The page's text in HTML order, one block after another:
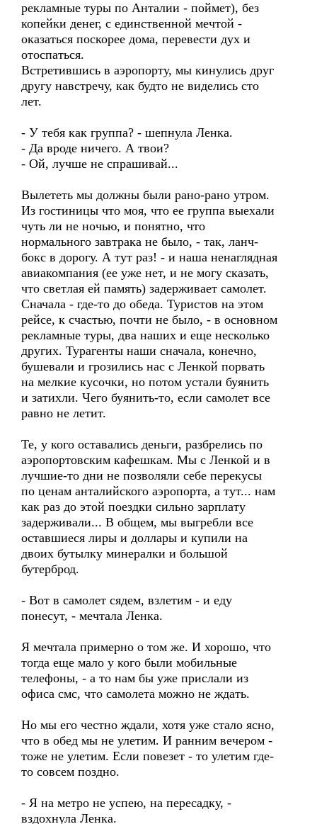
рекламные туры по Анталии - поймет), без
копейки денег, с единственной мечтой -
оказаться поскорее дома, перевести дух и
отоспаться.
Встретившись в аэропорту, мы кинулись друг
другу навстречу, как будто не виделись сто
лет.
- У тебя как группа? - шепнула Ленка.
- Да вроде ничего. А твои?
- Ой, лучше не спрашивай...
Вылететь мы должны были рано-рано утром.
Из гостиницы что моя, что ее группа выехали
чуть ли не ночью, и понятно, что
нормального завтрака не было, - так, ланч-
бокс в дорогу. А тут раз! - и наша ненаглядная
авиакомпания (ее уже нет, и не могу сказать,
что светлая ей память) задерживает самолет.
Сначала - где-то до обеда. Туристов на этом
рейсе, к счастью, почти не было, - в основном
рекламные туры, два наших и еще несколько
других. Турагенты наши сначала, конечно,
бушевали и грозились нас с Ленкой порвать
на мелкие кусочки, но потом устали буянить
и затихли. Чего буянить-то, если самолет все
равно не летит.
Те, у кого оставались деньги, разбрелись по
аэропортовским кафешкам. Мы с Ленкой и в
лучшие-то дни не позволяли себе перекусы
по ценам анталийского аэропорта, а тут... нам
как раз до этой поездки сильно зарплату
задерживали... В общем, мы выгребли все
оставшиеся лиры и доллары и купили на
двоих бутылку минералки и большой
бутерброд.
- Вот в самолет сядем, взлетим - и еду
понесут, - мечтала Ленка.
Я мечтала примерно о том же. И хорошо, что
тогда еще мало у кого были мобильные
телефоны, - а то нам бы уже прислали из
офиса смс, что самолета можно не ждать.
Но мы его честно ждали, хотя уже стало ясно,
что в обед мы не улетим. И ранним вечером -
тоже не улетим. Если повезет - то улетим где-
то совсем поздно.
- Я на метро не успею, на пересадку, -
вздохнула Ленка.